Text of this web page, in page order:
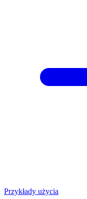
Przykłady użycia